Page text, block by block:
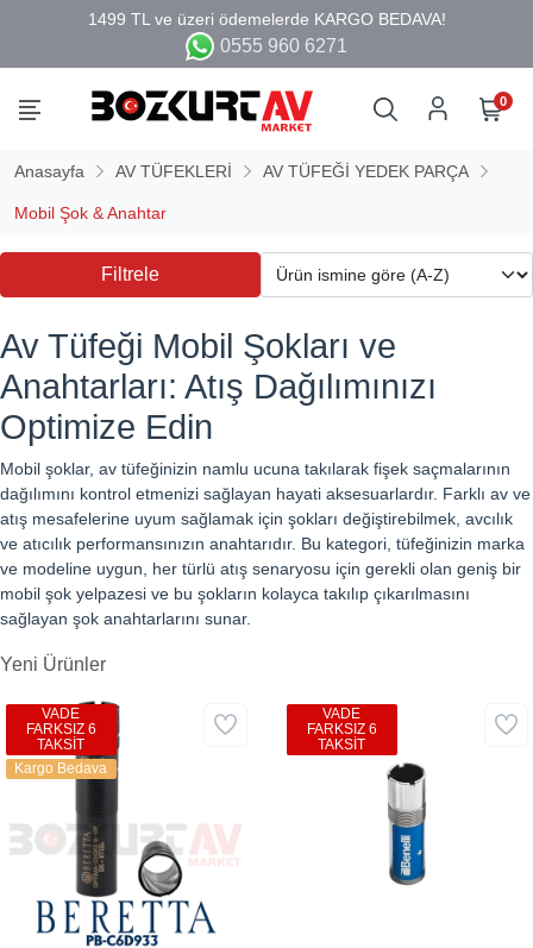
0555 960 6271
0
Anasayfa AV TÜFEKLERİ AV TÜFEĞİ YEDEK PARÇA
Mobil Şok & Anahtar
Filtrele
Av Tüfeği Mobil Şokları ve
Anahtarları: Atış Dağılımınızı
Optimize Edin
Mobil şoklar, av tüfeğinizin namlu ucuna takılarak fişek saçmalarının
dağılımını kontrol etmenizi sağlayan hayati aksesuarlardır. Farklı av ve
atış mesafelerine uyum sağlamak için şokları değiştirebilmek, avcılık
ve atıcılık performansınızın anahtarıdır. Bu kategori, tüfeğinizin marka
ve modeline uygun, her türlü atış senaryosu için gerekli olan geniş bir
mobil şok yelpazesi ve bu şokların kolayca takılıp çıkarılmasını
sağlayan şok anahtarlarını sunar.
Yeni Ürünler
VADE
FARKSIZ 6
TAKSİT
Kargo Bedava
VADE
FARKSIZ 6
TAKSİT